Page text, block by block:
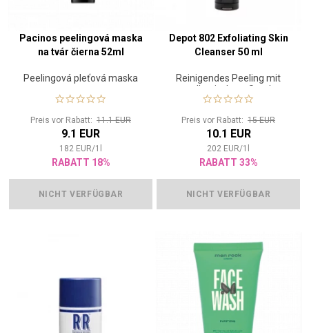
Pacinos peelingová maska
na tvár čierna 52ml
Peelingová pleťová maska
Preis vor Rabatt: 11.1 EUR
9.1 EUR
182 EUR/1
RABATT 18%
NICHT VERFÜGBAR
Depot 802 Exfoliating Skin
Cleanser 50 ml
Reinigendes Peeling mit
vulkanischem Sand
Preis vor Rabatt: 15 EUR
10.1 EUR
202 EUR/1
RABATT 33%
NICHT VERFÜGBAR